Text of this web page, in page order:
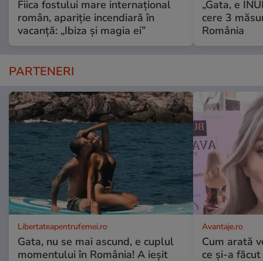
Fiica fostului mare internațional
român, apariție incendiară în
vacanță: „Ibiza și magia ei”
„Gata, e
cere 3
România
PARTENERI
Libertateapentrufemei.ro
Gata, nu se mai ascund, e cuplul
momentului în România! A ieșit
Avantaje.ro
Cum arată
ce și-a